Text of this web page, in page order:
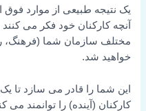
یک نتیجه طبیعی از موارد فوق
آنچه کارکنان خود فکر می
مختلف سازمان شما (فرهنگ،
خواهید شد.
این شما را قادر می سازد تا یک
کارکنان (آینده) را توانمند